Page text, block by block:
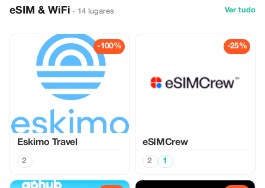
eSIM & WiFi · 14 lugares Ver tudo
-100%
Eskimo Travel
2
-25%
eSIMCrew
2 1